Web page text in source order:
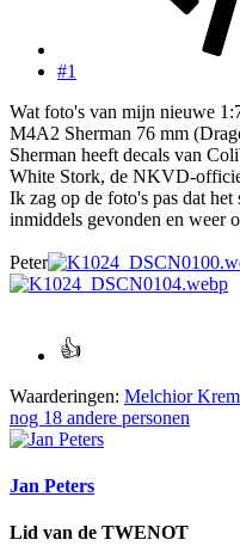
#1
Wat foto's van mijn nieuwe
M4A2 Sherman 76 mm
Sherman heeft decals van
White Stork, de NKVD-
Ik zag op de foto's pas dat
inmiddels gevonden en weer
Peter
Waarderingen: Melchior
nog 18 andere personen
Jan Peters
Lid van de TWENOT